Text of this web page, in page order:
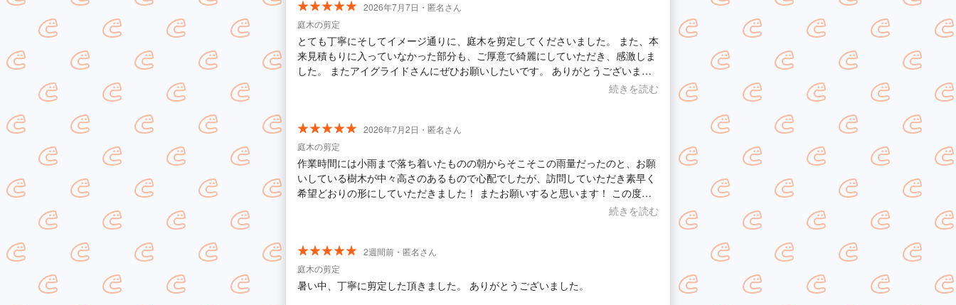
2026年7月7日・匿名さん
庭木の剪定
とても丁寧にそしてイメージ通りに、庭木を剪定してくださいました。 また、本
来見積もりに入っていなかった部分も、ご厚意で綺麗にしていただき、感激しま
した。 またアイグライドさんにぜひお願いしたいです。 ありがとうございまし
続きを読む
2026年7月2日・匿名さん
庭木の剪定
作業時間には小雨まで落ち着いたものの朝からそこそこの雨量だったのと、お願
いしている樹木が中々高さのあるもので心配でしたが、訪問していただき素早く
希望どおりの形にしていただきました！ またお願いすると思います！ この度は
続きを読む
2週間前・匿名さん
庭木の剪定
暑い中、丁寧に剪定した頂きました。 ありがとうございました。